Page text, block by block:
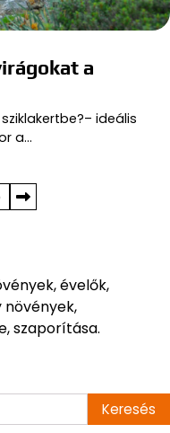
a
ideális
a…
évelők,
szaporítása.